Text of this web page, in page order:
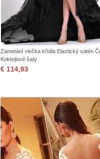
Zametání vlečka křídla Elastický satén
Koktejlové šaty
€ 114,93